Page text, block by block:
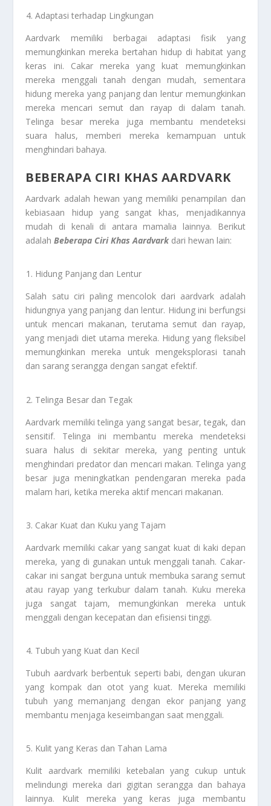
Adaptasi terhadap Lingkungan
Aardvark memiliki berbagai adaptasi fisik yang
memungkinkan mereka bertahan hidup di habitat yang
keras ini. Cakar mereka yang kuat memungkinkan
mereka menggali tanah dengan mudah, sementara
hidung mereka yang panjang dan lentur memungkinkan
mereka mencari semut dan rayap di dalam tanah.
Telinga besar mereka juga membantu mendeteksi
suara halus, memberi mereka kemampuan untuk
menghindari bahaya.
BEBERAPA CIRI KHAS AARDVARK
Aardvark adalah hewan yang memiliki penampilan dan
kebiasaan hidup yang sangat khas, menjadikannya
mudah di kenali di antara mamalia lainnya. Berikut
adalahBeberapa Ciri Khas Aardvarkdari hewan lain:
Hidung Panjang dan Lentur
Salah satu ciri paling mencolok dari aardvark adalah
hidungnya yang panjang dan lentur. Hidung ini berfungsi
untuk mencari makanan, terutama semut dan rayap,
yang menjadi diet utama mereka. Hidung yang fleksibel
memungkinkan mereka untuk mengeksplorasi tanah
dan sarang serangga dengan sangat efektif.
Telinga Besar dan Tegak
Aardvark memiliki telinga yang sangat besar, tegak, dan
sensitif. Telinga ini membantu mereka mendeteksi
suara halus di sekitar mereka, yang penting untuk
menghindari predator dan mencari makan. Telinga yang
besar juga meningkatkan pendengaran mereka pada
malam hari, ketika mereka aktif mencari makanan.
Cakar Kuat dan Kuku yang Tajam
Aardvark memiliki cakar yang sangat kuat di kaki depan
mereka, yang di gunakan untuk menggali tanah. Cakar-
cakar ini sangat berguna untuk membuka sarang semut
atau rayap yang terkubur dalam tanah. Kuku mereka
juga sangat tajam, memungkinkan mereka untuk
menggali dengan kecepatan dan efisiensi tinggi.
Tubuh yang Kuat dan Kecil
Tubuh aardvark berbentuk seperti babi, dengan ukuran
yang kompak dan otot yang kuat. Mereka memiliki
tubuh yang memanjang dengan ekor panjang yang
membantu menjaga keseimbangan saat menggali.
Kulit yang Keras dan Tahan Lama
Kulit aardvark memiliki ketebalan yang cukup untuk
melindungi mereka dari gigitan serangga dan bahaya
lainnya. Kulit mereka yang keras juga membantu